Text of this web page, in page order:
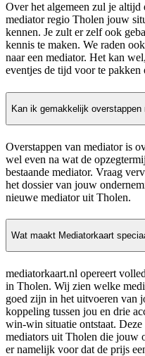
Over het algemeen zul je altijd
mediator regio Tholen jouw
kennen. Je zult er zelf ook
kennis te maken. We raden
naar een mediator. Het kan
eventjes de tijd voor te
Kan ik gemakkelijk
Overstappen van mediator is
wel even na wat de
bestaande mediator. Vraag
het dossier van jouw
nieuwe mediator uit Tholen.
Wat maakt Mediatorkaart
mediatorkaart.nl opereert
in Tholen. Wij zien welke
goed zijn in het uitvoeren van
koppeling tussen jou en drie
win-win situatie ontstaat.
mediators uit Tholen die jouw
er namelijk voor dat de prijs